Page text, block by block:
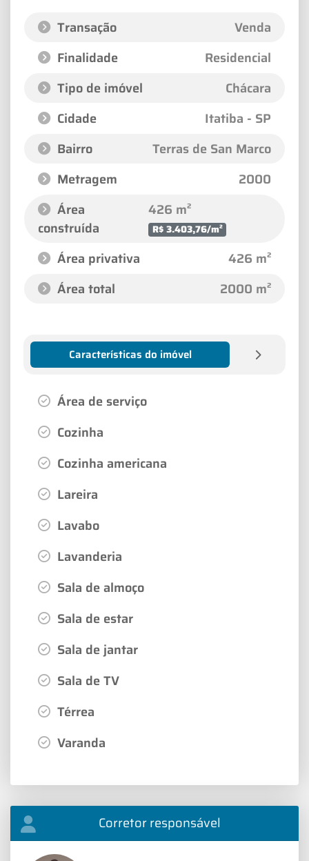
Transação
Venda
Finalidade
Residencial
Tipo de imóvel
Chácara
Cidade
Itatiba - SP
Bairro
Terras de San Marco
Metragem
2000
Área
construída
426 m²
R$ 3.403,76/m²
Área privativa
426 m²
Área total
2000 m²
Características do imóvel
Área de serviço
Cozinha
Cozinha americana
Lareira
Lavabo
Lavanderia
Sala de almoço
Sala de estar
Sala de jantar
Sala de TV
Térrea
Varanda
Corretor responsável